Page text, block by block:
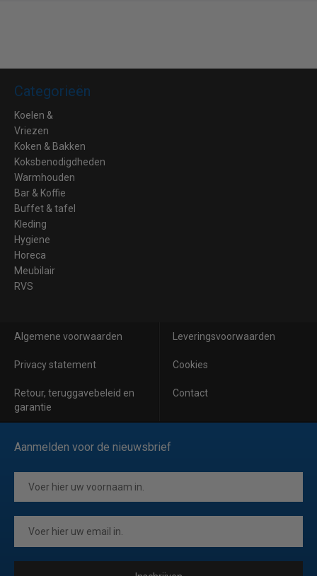
Categorieën
Koelen &
Vriezen
Koken & Bakken
Koksbenodigdheden
Warmhouden
Bar & Koffie
Buffet & tafel
Kleding
Hygiene
Horeca
Meubilair
RVS
Algemene voorwaarden Leveringsvoorwaarden
Privacy statement Cookies
Retour, teruggavebeleid en
garantie
Contact
Aanmelden voor de nieuwsbrief